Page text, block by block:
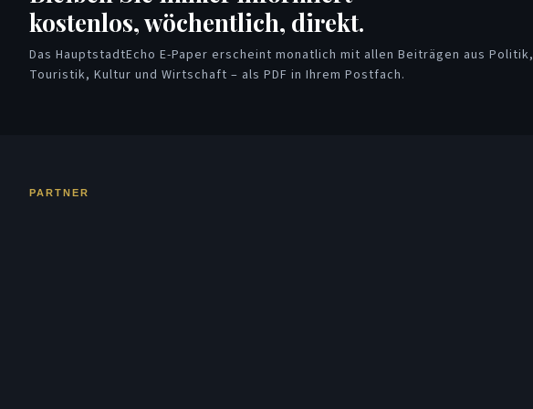
kostenlos, wöchentlich, direkt.
Das HauptstadtEcho E-Paper erscheint monatlich mit allen Beiträgen aus Politik,
Touristik, Kultur und Wirtschaft – als PDF in Ihrem Postfach.
PARTNER